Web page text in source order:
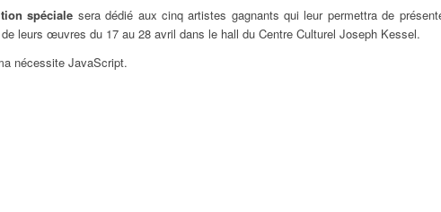
spéciale sera dédié aux cinq artistes gagnants qui leur permettra de
leurs œuvres du 17 au 28 avril dans le hall du Centre Culturel Joseph Kessel.
nécessite JavaScript.
09